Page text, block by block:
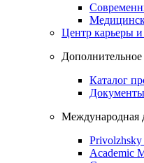
Центр карьеры и
Дополнительное
Каталог
Документы
Международная
Privolzhsky
Academic